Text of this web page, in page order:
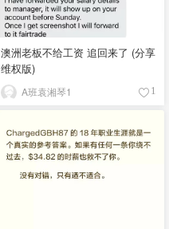
澳洲老板不给工资 追回来了 (分享
维权版)
A班袁湘琴1 1